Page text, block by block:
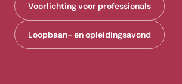
Voorlichting voor professionals
Loopbaan- en opleidingsavond